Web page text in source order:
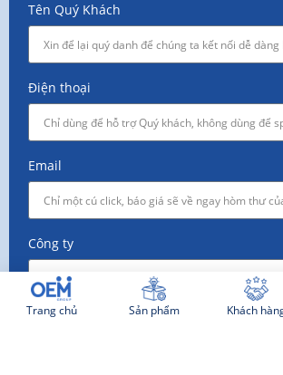
Tên Quý Khách
Điện thoại
Email
Công ty
Nhu cầu
Trang chủ Sản phẩm Khách